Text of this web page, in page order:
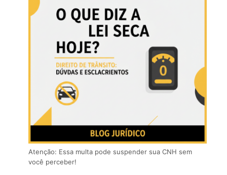
Atenção: Essa multa pode suspender sua CNH sem
você perceber!